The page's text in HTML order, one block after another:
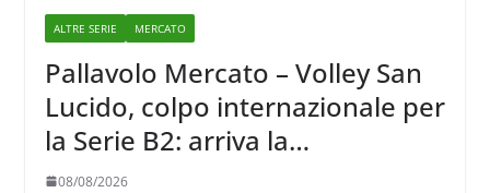
ALTRE SERIE MERCATO
Pallavolo Mercato – Volley San
Lucido, colpo internazionale per
la Serie B2: arriva la
schiacciatrice lettone Kristine
08/08/2026